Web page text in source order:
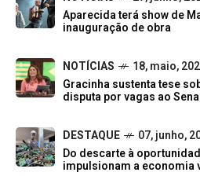
Aparecida terá show de
inauguração de obra
NOTÍCIAS
18, maio,
Gracinha sustenta tese
disputa por vagas ao
DESTAQUE
07, junho,
Do descarte à
impulsionam a economia